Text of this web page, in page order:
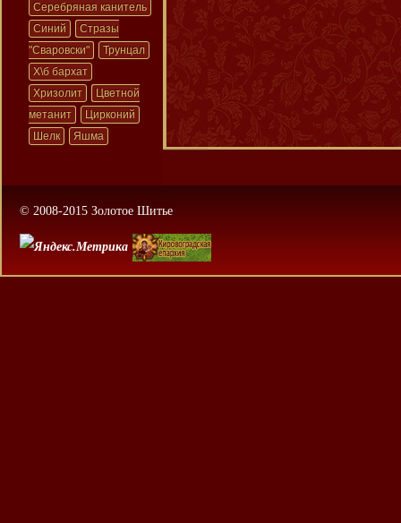
Серебряная канитель
Синий
Стразы
"Сваровски"
Трунцал
Х\б бархат
Хризолит
Цветной
метанит
Цирконий
Шелк
Яшма
© 2008-2015 Золотое Шитье